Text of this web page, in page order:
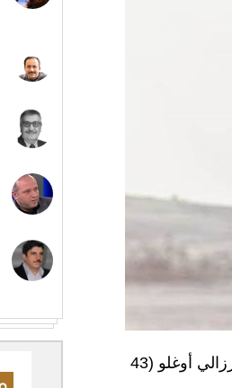
ويروي مسلسل "الفاتح" الذي يلعب دور البطولة فيه، الممثل التركي المعروف، كنان إميرزالي أوغلو (43